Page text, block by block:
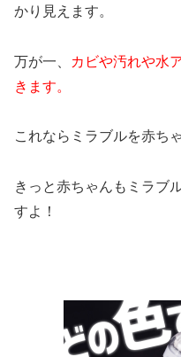
かり見えます。
万が一、
カビや汚れや水
きます。
これならミラブルを赤ち
きっと赤ちゃんもミラブ
すよ！